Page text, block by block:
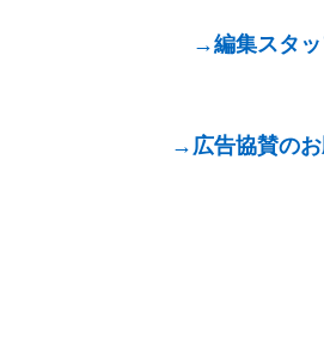
→編集スタッ
→広告協賛の